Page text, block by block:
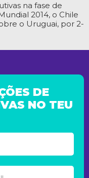
na fase de
2014, o Chile
o Uruguai, por 2-
DE
NO TEU